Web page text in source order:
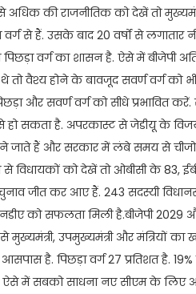
अधिक की राजनीतिक को देखें तो
से हैं. उसके बाद 20 वर्षों से लगातार
वर्ग का शासन है. ऐसे में बीजेपी अति
वैश्य होने के बावजूद सवर्ण वर्ग को भी
और सवर्ण वर्ग को सीधे प्रभावित करें.
से हो सकता है. अपरकास्ट से जेडीयू के
जाते हैं और सरकार में लंबे समय से
से विधायकों को देखें तो ओबीसी के 83,
जीत कर आए हैं. 243 सदस्यी
को सफलता मिली है.बीजेपी 2029
उपमुख्यमंत्री और मंत्रियों का
है. पिछड़ा वर्ग 27 प्रतिशत है.
ऐसे में सबको साधना नए सीएम के लिए